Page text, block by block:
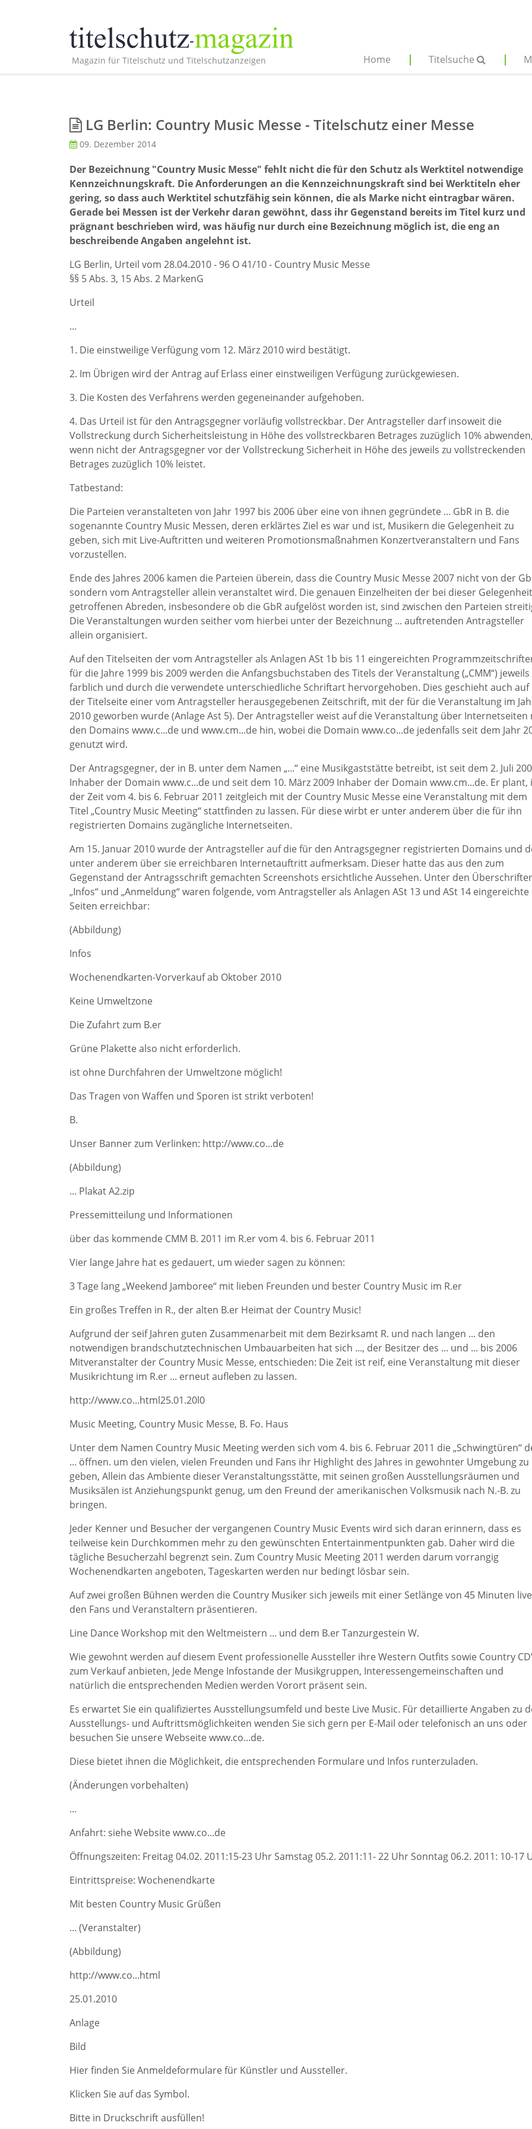
Magazin für Titelschutz und Titelschutzanzeigen Home Titelsuche
LG Berlin: Country Music Messe - Titelschutz einer Messe
09. Dezember 2014
Der Bezeichnung "Country Music Messe" fehlt nicht die für den Schutz als Werktitel notwendige
Kennzeichnungskraft. Die Anforderungen an die Kennzeichnungskraft sind bei Werktiteln eher
gering, so dass auch Werktitel schutzfähig sein können, die als Marke nicht eintragbar wären.
Gerade bei Messen ist der Verkehr daran gewöhnt, dass ihr Gegenstand bereits im Titel kurz und
prägnant beschrieben wird, was häufig nur durch eine Bezeichnung möglich ist, die eng an
beschreibende Angaben angelehnt ist.
LG Berlin, Urteil vom 28.04.2010 - 96 O 41/10 - Country Music Messe
§§ 5 Abs. 3, 15 Abs. 2 MarkenG
Urteil
...
1. Die einstweilige Verfügung vom 12. März 2010 wird bestätigt.
2. Im Übrigen wird der Antrag auf Erlass einer einstweiligen Verfügung zurückgewiesen.
3. Die Kosten des Verfahrens werden gegeneinander aufgehoben.
4. Das Urteil ist für den Antragsgegner vorläufig vollstreckbar. Der Antragsteller darf insoweit die
Vollstreckung durch Sicherheitsleistung in Höhe des vollstreckbaren Betrages zuzüglich 10%
wenn nicht der Antragsgegner vor der Vollstreckung Sicherheit in Höhe des jeweils zu vollstreckenden
Betrages zuzüglich 10% leistet.
Tatbestand:
Die Parteien veranstalteten von Jahr 1997 bis 2006 über eine von ihnen gegründete ... GbR in B. die
sogenannte Country Music Messen, deren erklärtes Ziel es war und ist, Musikern die Gelegenheit zu
geben, sich mit Live-Auftritten und weiteren Promotionsmaßnahmen Konzertveranstaltern und Fans
vorzustellen.
Ende des Jahres 2006 kamen die Parteien überein, dass die Country Music Messe 2007 nicht von der
sondern vom Antragsteller allein veranstaltet wird. Die genauen Einzelheiten der bei dieser Gelegenheit
getroffenen Abreden, insbesondere ob die GbR aufgelöst worden ist, sind zwischen den Parteien
Die Veranstaltungen wurden seither vom hierbei unter der Bezeichnung ... auftretenden Antragsteller
allein organisiert.
Auf den Titelseiten der vom Antragsteller als Anlagen ASt 1b bis 11 eingereichten
für die Jahre 1999 bis 2009 werden die Anfangsbuchstaben des Titels der Veranstaltung („CMM“) jeweils
farblich und durch die verwendete unterschiedliche Schriftart hervorgehoben. Dies geschieht auch auf
der Titelseite einer vom Antragsteller herausgegebenen Zeitschrift, mit der für die Veranstaltung im
2010 geworben wurde (Anlage Ast 5). Der Antragsteller weist auf die Veranstaltung über Internetseiten
den Domains www.c...de und www.cm...de hin, wobei die Domain www.co...de jedenfalls seit dem Jahr
genutzt wird.
Der Antragsgegner, der in B. unter dem Namen „...“ eine Musikgaststätte betreibt, ist seit dem 2. Juli
Inhaber der Domain www.c...de und seit dem 10. März 2009 Inhaber der Domain www.cm...de. Er plant,
der Zeit vom 4. bis 6. Februar 2011 zeitgleich mit der Country Music Messe eine Veranstaltung mit dem
Titel „Country Music Meeting“ stattfinden zu lassen. Für diese wirbt er unter anderem über die für ihn
registrierten Domains zugängliche Internetseiten.
Am 15. Januar 2010 wurde der Antragsteller auf die für den Antragsgegner registrierten Domains und
unter anderem über sie erreichbaren Internetauftritt aufmerksam. Dieser hatte das aus den zum
Gegenstand der Antragsschrift gemachten Screenshots ersichtliche Aussehen. Unter den
„Infos“ und „Anmeldung“ waren folgende, vom Antragsteller als Anlagen ASt 13 und ASt 14 eingereichte
Seiten erreichbar:
(Abbildung)
Infos
Wochenendkarten-Vorverkauf ab Oktober 2010
Keine Umweltzone
Die Zufahrt zum B.er
Grüne Plakette also nicht erforderlich.
ist ohne Durchfahren der Umweltzone möglich!
Das Tragen von Waffen und Sporen ist strikt verboten!
B.
Unser Banner zum Verlinken: http://www.co...de
(Abbildung)
... Plakat A2.zip
Pressemitteilung und Informationen
über das kommende CMM B. 2011 im R.er vom 4. bis 6. Februar 2011
Vier lange Jahre hat es gedauert, um wieder sagen zu können:
3 Tage lang „Weekend Jamboree“ mit lieben Freunden und bester Country Music im R.er
Ein großes Treffen in R., der alten B.er Heimat der Country Music!
Aufgrund der seif Jahren guten Zusammenarbeit mit dem Bezirksamt R. und nach langen ... den
notwendigen brandschutztechnischen Umbauarbeiten hat sich ..., der Besitzer des ... und ... bis 2006
Mitveranstalter der Country Music Messe, entschieden: Die Zeit ist reif, eine Veranstaltung mit dieser
Musikrichtung im R.er ... erneut aufleben zu lassen.
http://www.co...html25.01.20l0
Music Meeting, Country Music Messe, B. Fo. Haus
Unter dem Namen Country Music Meeting werden sich vom 4. bis 6. Februar 2011 die „Schwingtüren“
... öffnen. um den vielen, vielen Freunden und Fans ihr Highlight des Jahres in gewohnter Umgebung zu
geben, Allein das Ambiente dieser Veranstaltungsstätte, mit seinen großen Ausstellungsräumen und
Musiksälen ist Anziehungspunkt genug, um den Freund der amerikanischen Volksmusik nach N.-B. zu
bringen.
Jeder Kenner und Besucher der vergangenen Country Music Events wird sich daran erinnern, dass es
teilweise kein Durchkommen mehr zu den gewünschten Entertainmentpunkten gab. Daher wird die
tägliche Besucherzahl begrenzt sein. Zum Country Music Meeting 2011 werden darum vorrangig
Wochenendkarten angeboten, Tageskarten werden nur bedingt lösbar sein.
Auf zwei großen Bühnen werden die Country Musiker sich jeweils mit einer Setlänge von 45 Minuten live
den Fans und Veranstaltern präsentieren.
Line Dance Workshop mit den Weltmeistern ... und dem B.er Tanzurgestein W.
Wie gewohnt werden auf diesem Event professionelle Aussteller ihre Western Outfits sowie Country
zum Verkauf anbieten, Jede Menge Infostande der Musikgruppen, Interessengemeinschaften und
natürlich die entsprechenden Medien werden Vorort präsent sein.
Es erwartet Sie ein qualifiziertes Ausstellungsumfeld und beste Live Music. Für detaillierte Angaben zu
Ausstellungs- und Auftrittsmöglichkeiten wenden Sie sich gern per E-Mail oder telefonisch an uns oder
besuchen Sie unsere Webseite www.co...de.
Diese bietet ihnen die Möglichkeit, die entsprechenden Formulare und Infos runterzuladen.
(Änderungen vorbehalten)
...
Anfahrt: siehe Website www.co...de
Öffnungszeiten: Freitag 04.02. 2011:15-23 Uhr Samstag 05.2. 2011:11- 22 Uhr Sonntag 06.2. 2011: 10-17
Eintrittspreise: Wochenendkarte
Mit besten Country Music Grüßen
... (Veranstalter)
(Abbildung)
http://www.co...html
25.01.2010
Anlage
Bild
Hier finden Sie Anmeldeformulare für Künstler und Aussteller.
Klicken Sie auf das Symbol.
Bitte in Druckschrift ausfüllen!